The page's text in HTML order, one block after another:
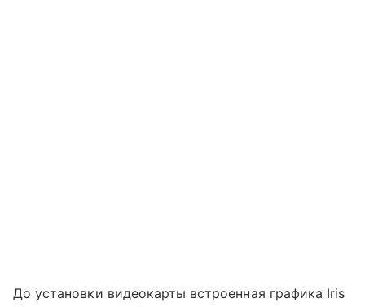
До установки видеокарты встроенная графика Iris